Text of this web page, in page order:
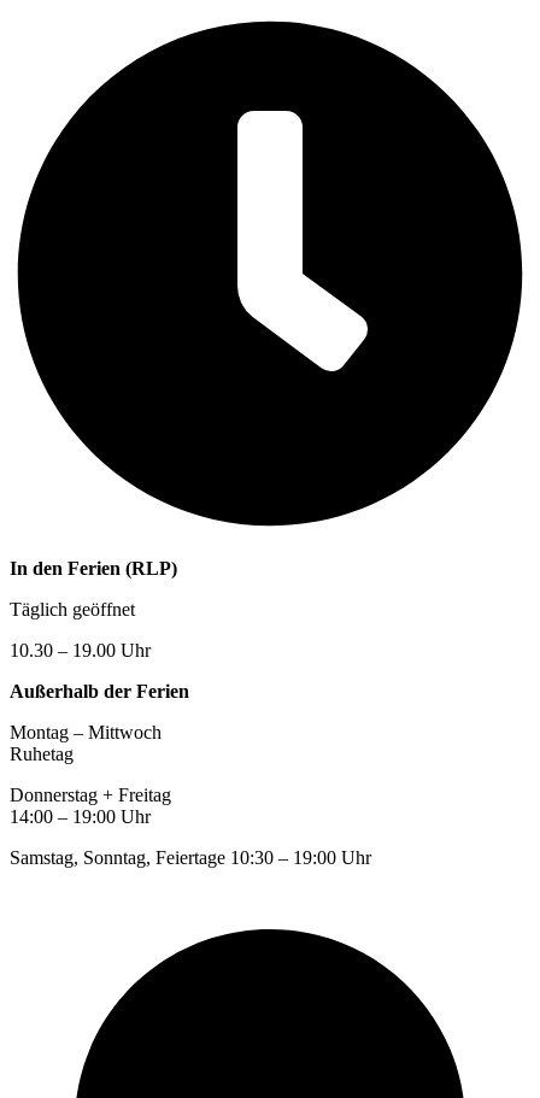
In den Ferien (RLP)
Täglich geöffnet
10.30 – 19.00 Uhr
Außerhalb der Ferien
Montag – Mittwoch
Ruhetag
Donnerstag + Freitag
14:00 – 19:00 Uhr
Samstag, Sonntag, Feiertage 10:30 – 19:00 Uhr